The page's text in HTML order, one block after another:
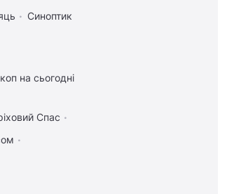
Синоптик
на сьогодні
Спас